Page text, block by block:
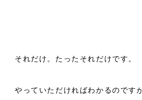
それだけ。たったそれだけです。
やっていただければわかるのです